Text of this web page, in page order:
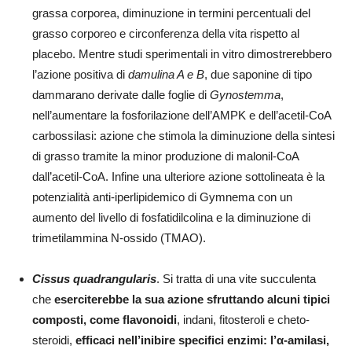
grassa corporea, diminuzione in termini percentuali del
grasso corporeo e circonferenza della vita rispetto al
placebo. Mentre studi sperimentali in vitro dimostrerebbero
l’azione positiva di damulina A e B, due saponine di tipo
dammarano derivate dalle foglie di Gynostemma,
nell’aumentare la fosforilazione dell’AMPK e dell’acetil-CoA
carbossilasi: azione che stimola la diminuzione della sintesi
di grasso tramite la minor produzione di malonil-CoA
dall’acetil-CoA. Infine una ulteriore azione sottolineata è la
potenzialità anti-iperlipidemico di Gymnema con un
aumento del livello di fosfatidilcolina e la diminuzione di
trimetilammina N-ossido (TMAO).
Cissus quadrangularis. Si tratta di una vite succulenta
che eserciterebbe la sua azione sfruttando alcuni tipici
composti, come flavonoidi, indani, fitosteroli e cheto-
steroidi, efficaci nell’inibire specifici enzimi: l’α-amilasi,